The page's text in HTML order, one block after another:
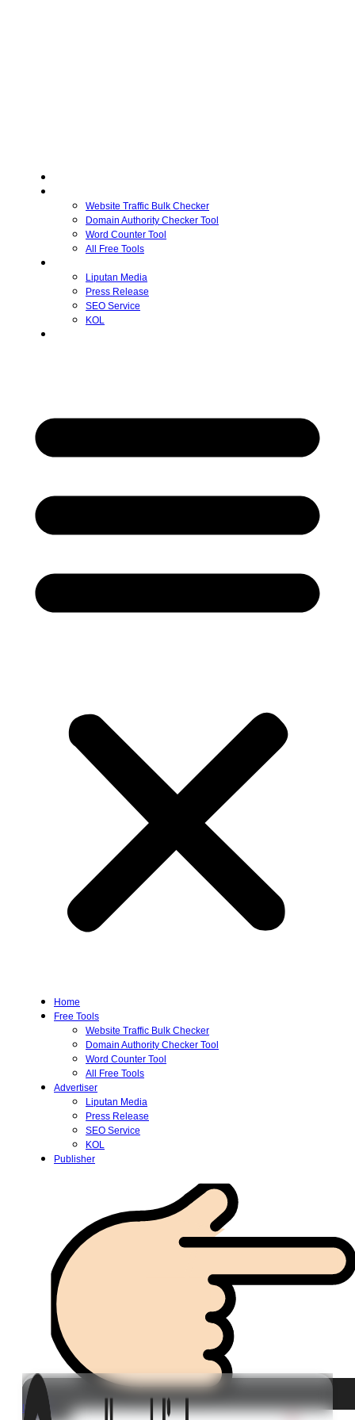
Website Traffic Bulk Checker
Domain Authority Checker Tool
Word Counter Tool
All Free Tools
Liputan Media
Press Release
SEO Service
KOL
Home
Free Tools
Website Traffic Bulk Checker
Domain Authority Checker Tool
Word Counter Tool
All Free Tools
Advertiser
Liputan Media
Press Release
SEO Service
KOL
Publisher
Login